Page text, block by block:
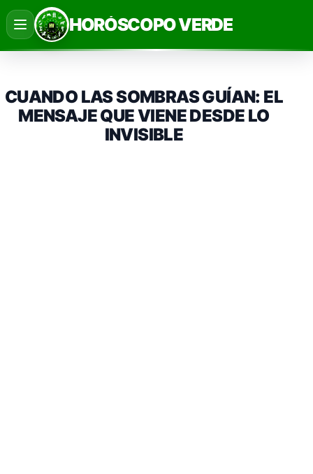
Saltar
al
contenido
HORÓSCOPO VERDE
CUANDO LAS SOMBRAS GUÍAN: EL
MENSAJE QUE VIENE DESDE LO
INVISIBLE